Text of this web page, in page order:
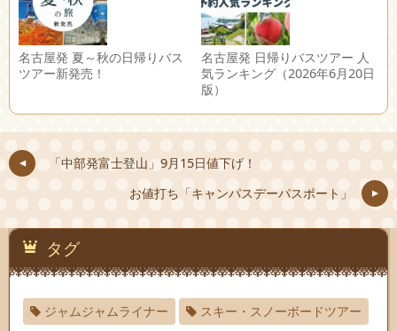
名古屋発 夏～秋の日帰りバス
ツアー新発売！
名古屋発 日帰りバスツアー 人
気ランキング（2026年6月20日
版）
「中部発富士登山」9月15日値下げ！
お値打ち「キャンパスデーパスポート」
タグ
ジャムジャムライナー スキー・スノーボードツアー